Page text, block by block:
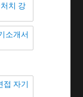
치 강
소개서
접 자기